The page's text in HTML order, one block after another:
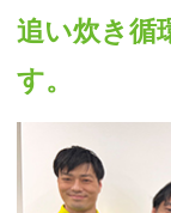
追い炊き循
す。